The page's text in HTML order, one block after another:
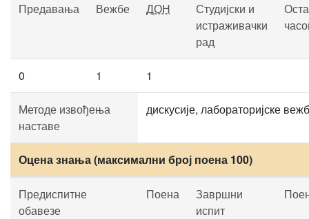
Предавања Вежбе ДОН
Студијски и
истраживачки
рад
0 1 1
Методе извођења
наставе
дискусије, лабораторијске
Оцена знања (максимални број поена 100)
Предиспитне
обавезе
Поена
Завршни
испит